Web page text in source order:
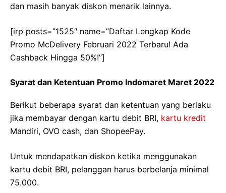
dan masih banyak diskon menarik lainnya.
[irp posts=”1525″ name=”Daftar Lengkap Kode
Promo McDelivery Februari 2022 Terbaru! Ada
Cashback Hingga 50%!”]
Syarat dan Ketentuan Promo Indomaret Maret 2022
Berikut beberapa syarat dan ketentuan yang berlaku
jika membayar dengan kartu debit BRI, kartu kredit
Mandiri, OVO cash, dan ShopeePay.
Untuk mendapatkan diskon ketika menggunakan
kartu debit BRI, pelanggan harus berbelanja minimal
75.000.